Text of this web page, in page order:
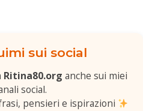
sui social
Ritina80.org anche sui miei
social.
pensieri e ispirazioni